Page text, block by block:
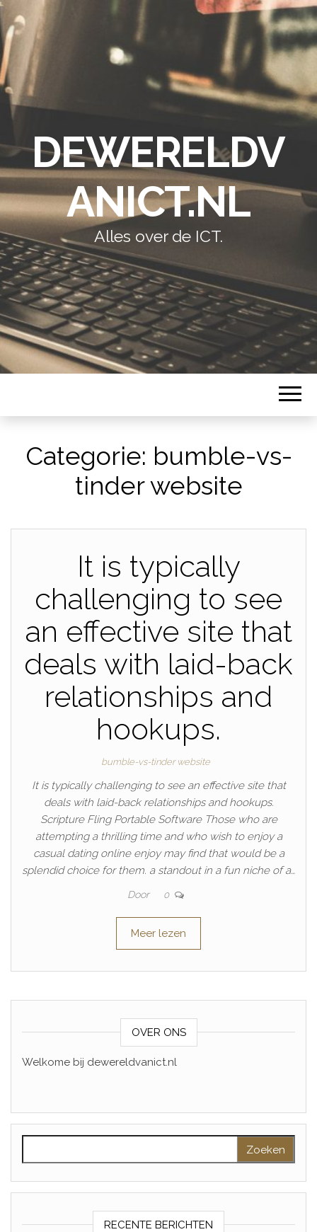
DEWERELDV
ANICT.NL
Alles over de ICT.
Categorie: bumble-vs-
tinder website
It is typically
challenging to see
an effective site that
deals with laid-back
relationships and
hookups.
bumble-vs-tinder website
It is typically challenging to see an effective site that
deals with laid-back relationships and hookups.
Scripture Fling Portable Software Those who are
attempting a thrilling time and who wish to enjoy a
casual dating online enjoy may find that would be a
splendid choice for them. a standout in a fun niche of a…
Door 0
Meer lezen
OVER ONS
Welkome bij dewereldvanict.nl
RECENTE BERICHTEN